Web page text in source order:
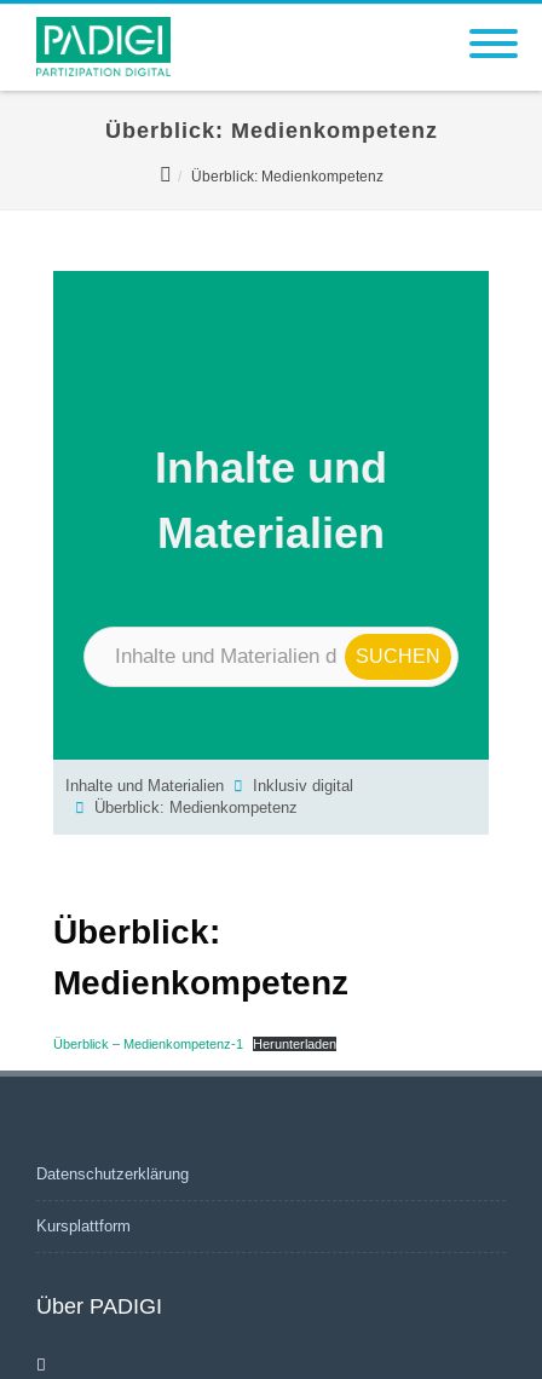
Überblick: Medienkompetenz
Überblick: Medienkompetenz
Inhalte und
Materialien
Inhalte und Materialien
Inklusiv digital
Überblick: Medienkompetenz
Überblick:
Medienkompetenz
Überblick – Medienkompetenz-1 Herunterladen
Datenschutzerklärung
Kursplattform
Über PADIGI